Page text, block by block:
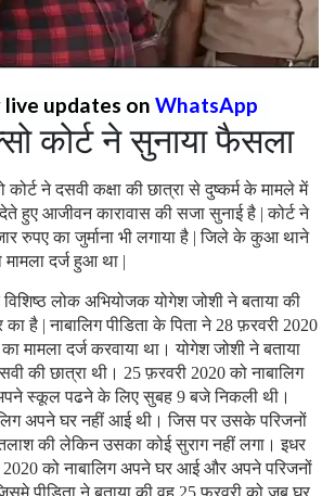
live updates on WhatsApp
कोर्ट ने सुनाया फैसला
ने दसवी कक्षा की छात्रा से दुष्कर्म के मामले में
देते हुए आजीवन कारावास की सजा सुनाई है | कोर्ट ने
रुपए का जुर्माना भी लगाया है | जिले के कुआ थाने
दर्ज हुआ था |
विशिष्ठ लोक अभियोजक योगेश जोशी ने बताया की
है | नाबालिग पीडिता के पिता ने 28 फ़रवरी 2020
मामला दर्ज करवाया था। योगेश जोशी ने बताया
की छात्रा थी। 25 फ़रवरी 2020 को नाबालिग
अपने स्कूल पढने के लिए सुबह 9 बजे निकली थी।
अपने घर नहीं आई थी। जिस पर उसके परिजनों
की लेकिन उसका कोई सुराग नहीं लगा। इधर
2020 को नाबालिग अपने घर आई और अपने परिजनों
पीडिता ने बताया की वह 25 फरवरी को जब घर